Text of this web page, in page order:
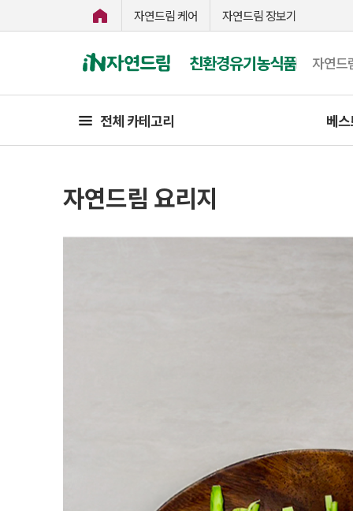
자연드림 케어 자연드림 장보기
친환경유기농식품 자연드
전체 카테고리 베
자연드림 요리지